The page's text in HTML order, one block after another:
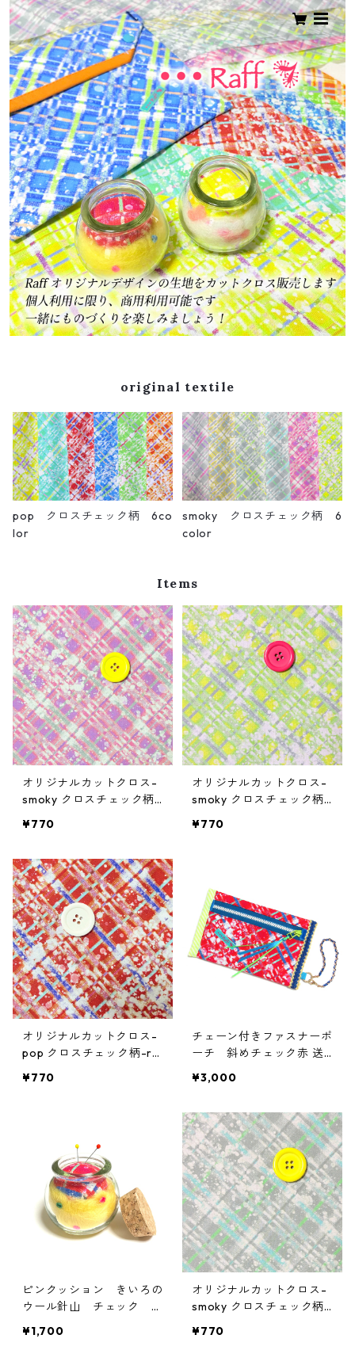
original textile
pop クロスチェック柄 6co
lor
smoky クロスチェック柄 6
color
Items
オリジナルカットクロス-
smoky クロスチェック柄-
¥770
オリジナルカットクロス-
smoky クロスチェック柄-
¥770
オリジナルカットクロス-
pop クロスチェック柄-re
¥770
チェーン付きファスナーポ
ーチ 斜めチェック赤 送
¥3,000
ピンクッション きいろの
ウール針山 チェック コ
¥1,700
オリジナルカットクロス-
smoky クロスチェック柄-
¥770